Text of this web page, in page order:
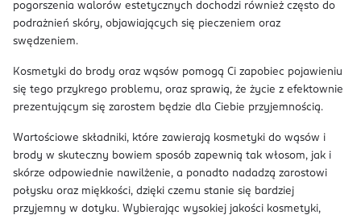
pogorszenia walorów estetycznych dochodzi również często do
podrażnień skóry, objawiających się pieczeniem oraz
swędzeniem.
Kosmetyki do brody oraz wąsów pomogą Ci zapobiec pojawieniu
się tego przykrego problemu, oraz sprawią, że życie z efektownie
prezentującym się zarostem będzie dla Ciebie przyjemnością.
Wartościowe składniki, które zawierają kosmetyki do wąsów i
brody w skuteczny bowiem sposób zapewnią tak włosom, jak i
skórze odpowiednie nawilżenie, a ponadto nadadzą zarostowi
połysku oraz miękkości, dzięki czemu stanie się bardziej
przyjemny w dotyku. Wybierając wysokiej jakości kosmetyki,